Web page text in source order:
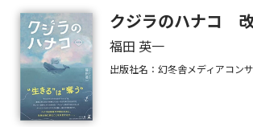
クジラのハナコ
福田 英一
出版社名：幻冬舎メディアコン